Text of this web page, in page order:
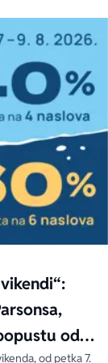
od
od petka 7.